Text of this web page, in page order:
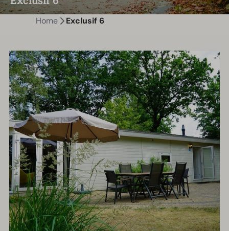
Home Exclusif 6